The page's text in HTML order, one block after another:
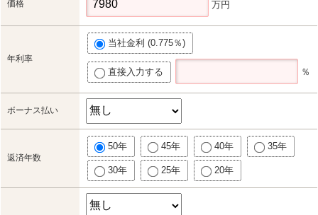
価格 万円
年利率
当社金利 (0.775％)
直接入力する ％
ボーナス払い
返済年数
50年 45年 40年 35年
30年 25年 20年